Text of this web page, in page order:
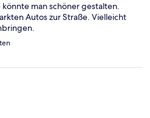
könnte man schöner gestalten.
Autos zur Straße. Vielleicht